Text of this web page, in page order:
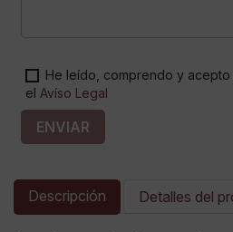
He leído, comprendo y acepto
el Avíso Legal
ENVIAR
Descripción Detalles del